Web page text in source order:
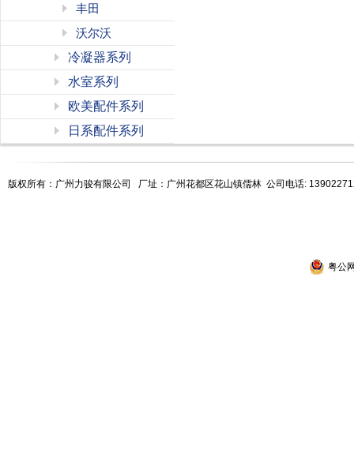
丰田
沃尔沃
冷凝器系列
水室系列
欧美配件系列
日系配件系列
版权所有：广州力骏有限公司 厂址：广州花都区花山镇儒林 公司电话:
粤公